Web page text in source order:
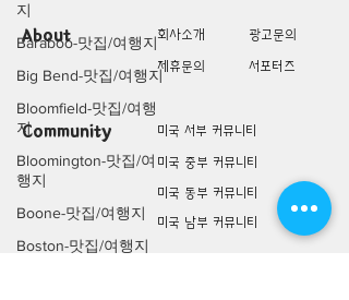
지
Baraboo-맛집/여행지
Big Bend-맛집/여행지
Bloomfield-맛집/여행
지
Bloomington-맛집/여
행지
Boone-맛집/여행지
Boston-맛집/여행지
About 회사소개
광고문의
제휴문의
서포터즈
Community
미국 서부 커뮤니티
미국 중부 커뮤니티
미국 동부 커뮤니티
미국 남부 커뮤니티